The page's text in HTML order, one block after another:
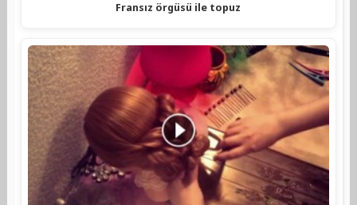
Fransız örgüsü ile topuz